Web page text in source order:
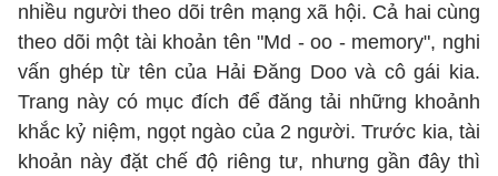
nhiều người theo dõi trên mạng xã hội. Cả hai cùng
theo dõi một tài khoản tên "Md - oo - memory", nghi
vấn ghép từ tên của Hải Đăng Doo và cô gái kia.
Trang này có mục đích để đăng tải những khoảnh
khắc kỷ niệm, ngọt ngào của 2 người. Trước kia, tài
khoản này đặt chế độ riêng tư, nhưng gần đây thì